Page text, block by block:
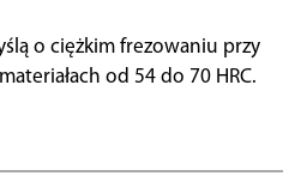
o ciężkim frezowaniu przy
od 54 do 70 HRC.